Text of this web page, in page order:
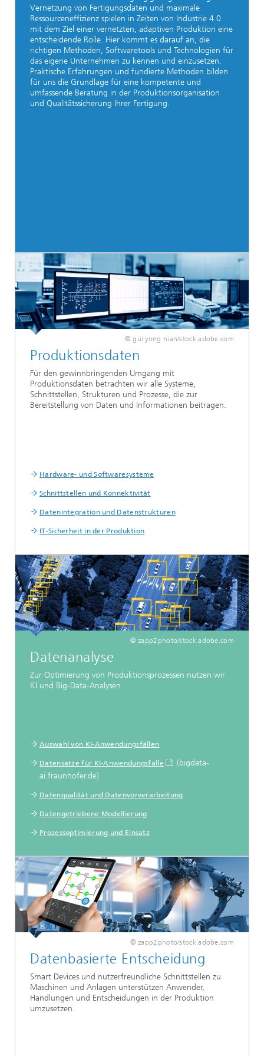
Vernetzung von Fertigungsdaten und maximale
Ressourceneffizienz spielen in Zeiten von Industrie 4.0
mit dem Ziel einer vernetzten, adaptiven Produktion eine
entscheidende Rolle. Hier kommt es darauf an, die
richtigen Methoden, Softwaretools und Technologien für
das eigene Unternehmen zu kennen und einzusetzen.
Praktische Erfahrungen und fundierte Methoden bilden
für uns die Grundlage für eine kompetente und
umfassende Beratung in der Produktionsorganisation
und Qualitätssicherung Ihrer Fertigung.
© gui yong nian/stock.adobe.com
Produktionsdaten
Für den gewinnbringenden Umgang mit
Produktionsdaten betrachten wir alle Systeme,
Schnittstellen, Strukturen und Prozesse, die zur
Bereitstellung von Daten und Informationen beitragen.
Hardware- und Softwaresysteme
Schnittstellen und Konnektivität
Datenintegration und Datenstrukturen
IT-Sicherheit in der Produktion
© zapp2photo/stock.adobe.com
Datenanalyse
Zur Optimierung von Produktionsprozessen nutzen wir
KI und Big-Data-Analysen.
Auswahl von KI-Anwendungsfällen
Datensätze für KI-Anwendungsfälle
(bigdata-
ai.fraunhofer.de)
Datenqualität und Datenvorverarbeitung
Datengetriebene Modellierung
Prozessoptimierung und Einsatz
© zapp2photo/stock.adobe.com
Datenbasierte Entscheidung
Smart Devices und nutzerfreundliche Schnittstellen zu
Maschinen und Anlagen unterstützen Anwender,
Handlungen und Entscheidungen in der Produktion
umzusetzen.